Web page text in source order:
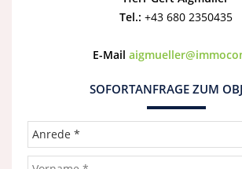
Tel.: +43 680 2350435
E-Mail
SOFORTANFRAGE ZUM